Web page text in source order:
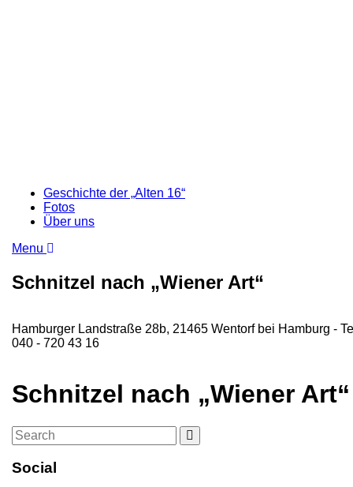
Geschichte der „Alten 16“
Fotos
Über uns
Menu
Schnitzel nach „Wiener Art“
Hamburger Landstraße 28b, 21465 Wentorf bei Hamburg -
040 - 720 43 16
Schnitzel nach „Wiener Art“
Search
for:
Social